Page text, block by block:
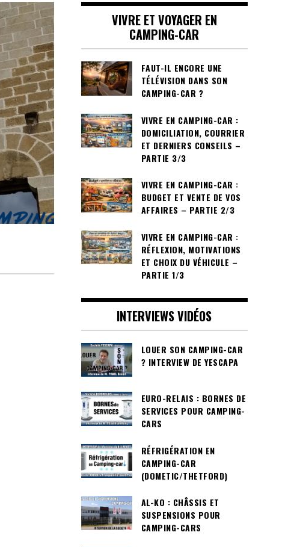
VIVRE ET VOYAGER EN
CAMPING-CAR
FAUT-IL ENCORE UNE
TÉLÉVISION DANS SON
CAMPING-CAR ?
VIVRE EN CAMPING-CAR :
DOMICILIATION, COURRIER
ET DERNIERS CONSEILS –
PARTIE 3/3
VIVRE EN CAMPING-CAR :
BUDGET ET VENTE DE VOS
AFFAIRES – PARTIE 2/3
VIVRE EN CAMPING-CAR :
RÉFLEXION, MOTIVATIONS
ET CHOIX DU VÉHICULE –
PARTIE 1/3
INTERVIEWS VIDÉOS
LOUER SON CAMPING-CAR
? INTERVIEW DE YESCAPA
EURO-RELAIS : BORNES DE
SERVICES POUR CAMPING-
CARS
RÉFRIGÉRATION EN
CAMPING-CAR
(DOMETIC/THETFORD)
AL-KO : CHÂSSIS ET
SUSPENSIONS POUR
CAMPING-CARS